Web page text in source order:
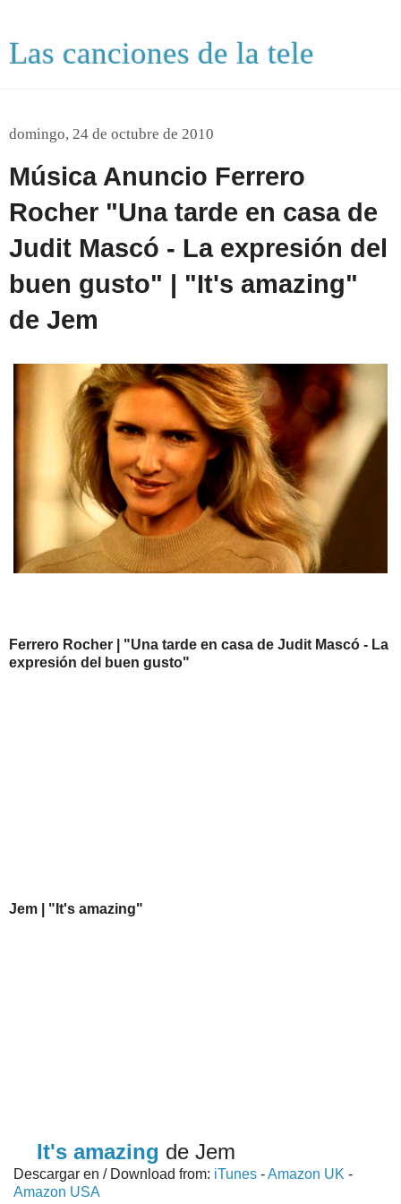
Las canciones de la tele
domingo, 24 de octubre de 2010
Música Anuncio Ferrero
Rocher "Una tarde en casa de
Judit Mascó - La expresión del
buen gusto" | "It's amazing"
de Jem
Ferrero Rocher | "Una tarde en casa de Judit Mascó - La
expresión del buen gusto"
Jem | "It's amazing"
It's amazing de Jem
Descargar en / Download from: iTunes -Amazon UK -
Amazon USA